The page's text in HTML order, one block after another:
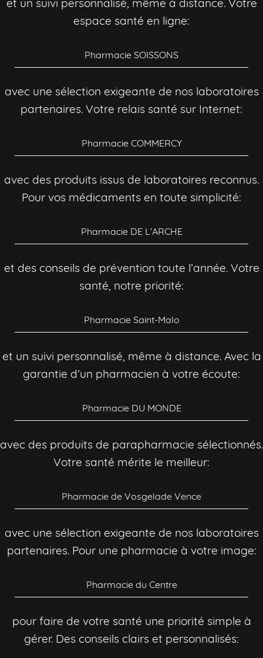
et un suivi personnalisé, même à distance. Votre
espace santé en ligne:
Pharmacie SOISSONS
avec une sélection exigeante de nos laboratoires
partenaires. Votre relais santé sur Internet:
Pharmacie COMMERCY
avec des produits issus de laboratoires reconnus.
Pour vos médicaments en toute simplicité:
Pharmacie DE L’ARCHE
et des conseils de prévention toute l’année. Votre
santé, notre priorité:
Pharmacie Saint-Malo
et un suivi personnalisé, même à distance. Avec la
garantie d’un pharmacien à votre écoute:
Pharmacie DU MONDE
avec des produits de parapharmacie sélectionnés.
Votre santé mérite le meilleur:
Pharmacie de Vosgelade Vence
avec une sélection exigeante de nos laboratoires
partenaires. Pour une pharmacie à votre image:
Pharmacie du Centre
pour faire de votre santé une priorité simple à
gérer. Des conseils clairs et personnalisés: